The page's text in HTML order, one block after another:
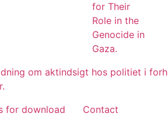
for Their
Role in the
Genocide in
Gaza.
om aktindsigt hos politiet i
for download
Contact